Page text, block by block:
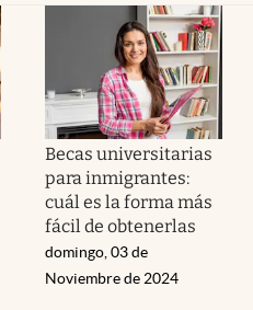
Becas universitarias
para inmigrantes:
cuál es la forma más
fácil de obtenerlas
domingo, 03 de
Noviembre de 2024